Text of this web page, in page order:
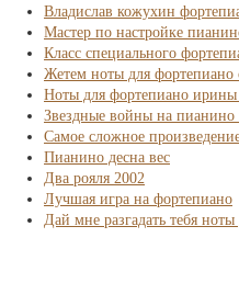
Владислав кожухин
Мастер по настройке
Класс специального
Жетем ноты для фортепиано
Ноты для фортепиано
Звездные войны на пианино
Самое сложное
Пианино десна вес
Два рояля 2002
Лучшая игра на фортепиано
Дай мне разгадать тебя